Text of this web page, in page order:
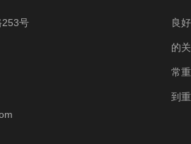
253号 良
的
常
到